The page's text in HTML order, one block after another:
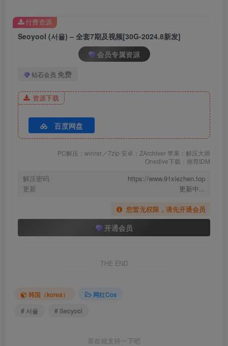
Seoyool (서율) – 全套7期及视频[30G-2024.8新发]
会员专属资源
钻石会员 免费
资源下载
百度网盘
PC解压：winrar／7zip 安卓：ZArchiver 苹果：解压大师
Onedive下载：推荐IDM
解压密码
https://www.91xiezhen.top
更新
更新中...
您暂无权限，请先开通会员
开通会员
付费资源
THE END
韩国（korea）
网红Cos
# 서율
# Seoyool
喜欢就支持一下吧